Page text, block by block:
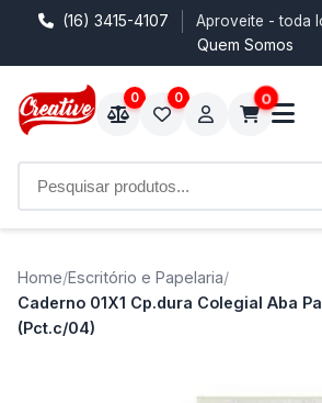
(16) 3415-4107 Aproveite - toda
Quem Somos
0 0 0
Home/Escritório e Papelaria/
Caderno 01X1 Cp.dura Colegial Aba
(Pct.c/04)